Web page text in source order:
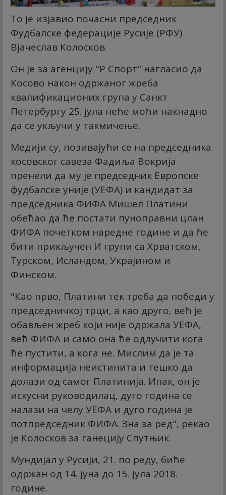
То је изјавио почасни председник
Фудбалске федерације Русије (РФУ)
Вјачеслав Колосков.
Он је за агенцију "Р Спорт" нагласио да
Косово након одржаног жреба
квалификационих група у Санкт
Петербургу 25. јула неће моћи накнадно
да се укључи у такмичење.
Медији су, позивајући се на председника
косовског савеза Фадиља Вокрија
пренели да му је председник Европске
фудбалске уније (УЕФА) и кандидат за
председника ФИФА Мишел Платини
обећао да ће постати пуноправни цлан
ФИФА почетком наредне године и да ће
бити прикључен И групи са Хрватском,
Турском, Исландом, Украјином и
Финском.
"Као прво, Платини тек треба да победи у
председничкој трци, а као друго, већ је
обављен жреб који није одржала УЕФА,
већ ФИФА и само она ће одлучити кога
ће пустити, а кога не. Мислим да је та
информација неистинита и тешко да
долази од самог Платинија. Ипак, он је
искусни руководилац, дуго година се
налази на челу УЕФА и дуго година је
потпредседник ФИФА. Зна за ред", рекао
је Колосков за ганецију Спутњик.
Мундијал у Русији, 21. по реду, биће
одржан од 14. јуна до 15. јула 2018.
године.